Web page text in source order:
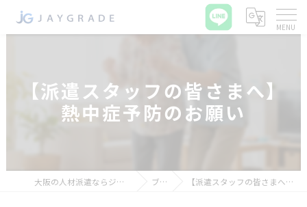
【派遣スタッフの皆さまへ】
熱中症予防のお願い
大阪の人材派遣ならジェイグレード合同会社 ブログ 【派遣スタッフの皆さまへ】熱中症予防のお願い